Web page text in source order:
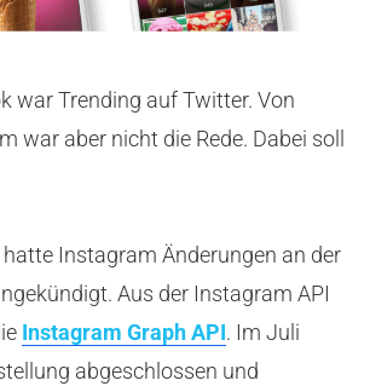
war Trending auf Twitter. Von
war aber nicht die Rede. Dabei soll
Instagram Änderungen an der
Aus der Instagram API
Instagram Graph API. Im Juli
abgeschlossen und